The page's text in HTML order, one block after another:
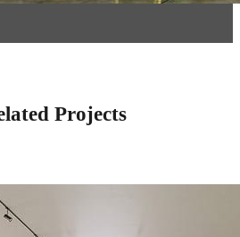
Projects